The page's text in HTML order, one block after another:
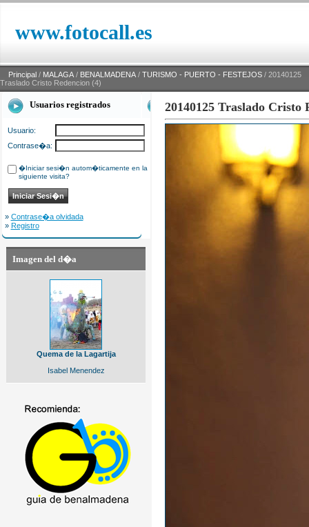
www.fotocall.es
Principal / MALAGA / BENALMADENA / TURISMO - PUERTO - FESTEJOS / 20140125
Traslado Cristo Redencion (4)
Usuarios registrados
Usuario:
Contrase�a:
�Iniciar sesi�n autom�ticamente en la
siguiente visita?
» Contrase�a olvidada
» Registro
Imagen del d�a
Quema de la Lagartija
Isabel Menendez
20140125 Traslado Cristo